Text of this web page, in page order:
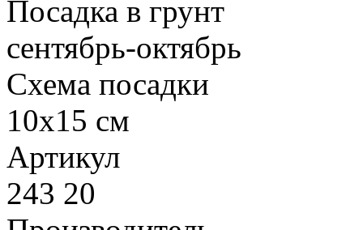
Посадка в грунт
сентябрь-октябрь
Схема посадки
10х15 см
Артикул
243 20